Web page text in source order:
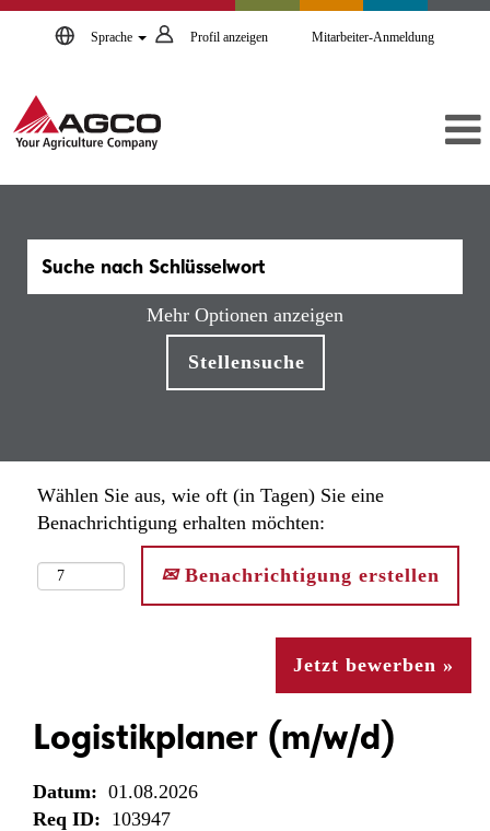
Sprache Profil anzeigen Mitarbeiter-Anmeldung
Mehr Optionen anzeigen
Wählen Sie aus, wie oft (in Tagen) Sie eine
Benachrichtigung erhalten möchten:
Benachrichtigung erstellen
Jetzt bewerben »
Logistikplaner (m/w/d)
Datum: 01.08.2026
Req ID: 103947